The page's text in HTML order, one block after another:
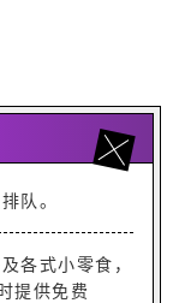
队。
各式小零食，
提供免费